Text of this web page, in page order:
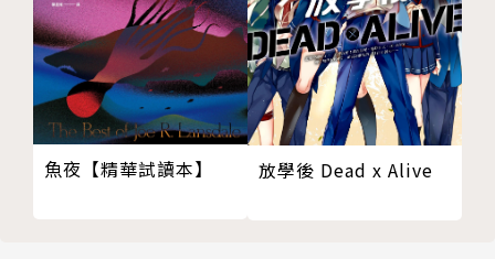
了文學雜誌如何透過創新與策展來重新吸引讀者，並於
文化場域中持續發揮影響力。從編輯的養成歷程到雜誌
的風格定位，甚至數位轉型的挑戰，他們的見解提供了
一條深入觀察當代文學運作邏輯的重要路徑。這不僅是
一場對雜誌未來走向的討論，更是一場對文學本質的深
刻反思，引導讀者重新思考創作的可能性與文學的多樣
冷硬派第一人──卡羅爾・約翰・戴利◎既晴
◎精選翻譯小說◎
青巴士的女子◎辰野九紫／輝彌譯
犯罪小說・聖僧的內室——隱身其後的神秘美人◎座光
東平／既晴譯
◎推理集錦◎
魚夜【精華試讀本】 放學後 Dead x Alive